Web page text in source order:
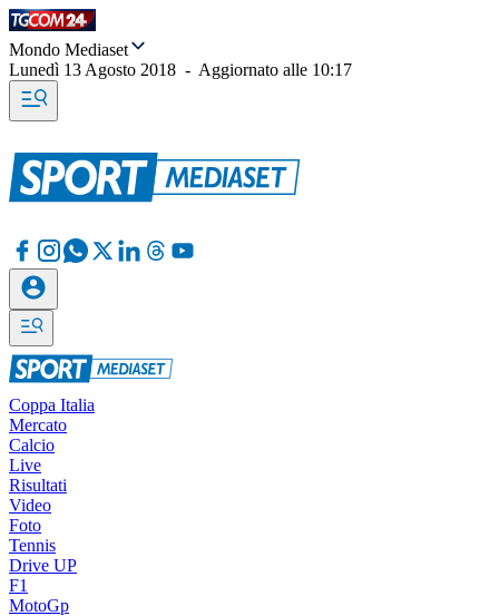
Mondo Mediaset
Lunedì 13 Agosto 2018 - Aggiornato alle 10:17
Coppa Italia
Mercato
Calcio
Live
Risultati
Video
Foto
Tennis
Drive UP
F1
MotoGp